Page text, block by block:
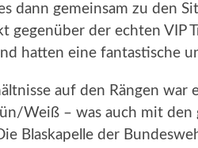
dann gemeinsam zu den
gegenüber der echten VIP
hatten eine fantastische
auf den Rängen
Weiß – was auch mit den
Blaskapelle der